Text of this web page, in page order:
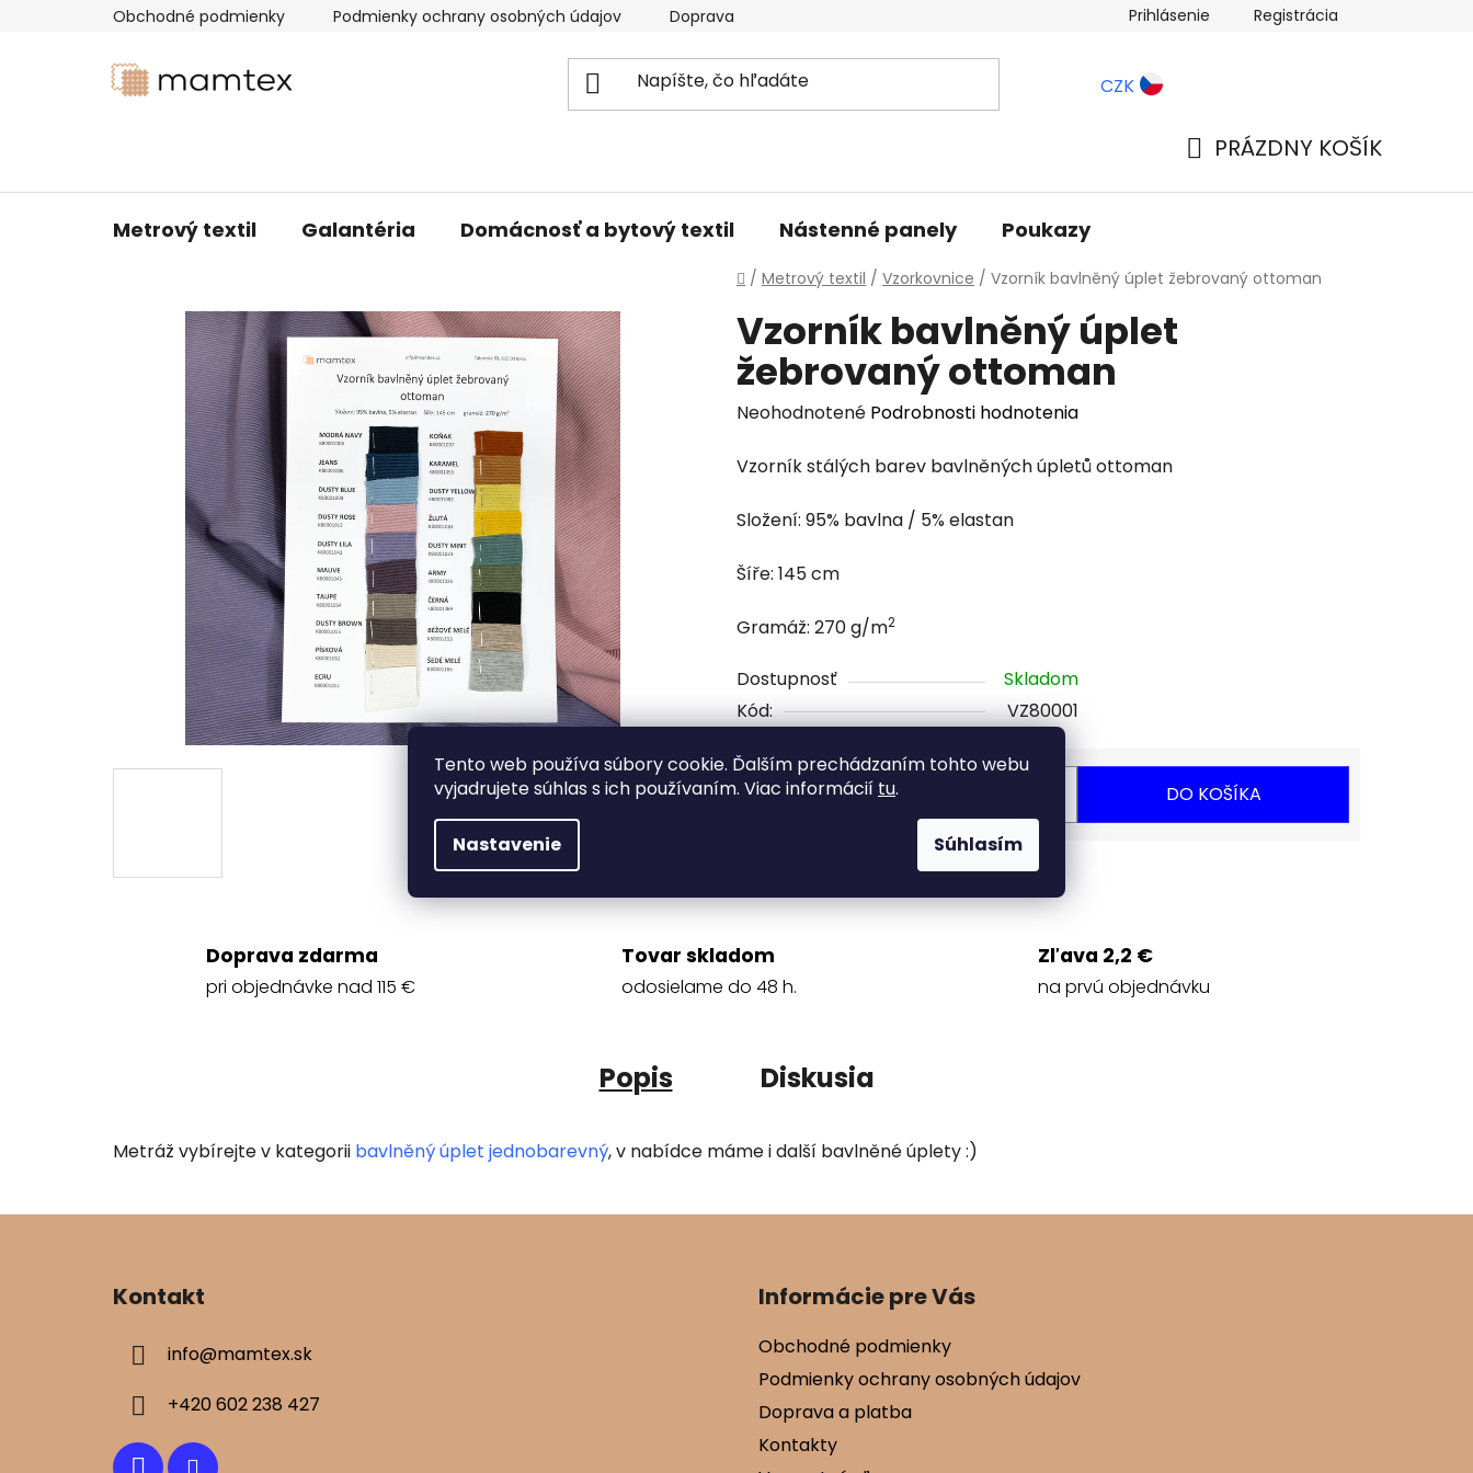
Tento web používa súbory cookie. Ďalším prechádzaním tohto webu
vyjadrujete súhlas s ich používaním. Viac informácií tu.
Nastavenie Súhlasím
Obchodné podmienky Podmienky ochrany osobných údajov Doprava a platba Blog
Prihlásenie Registrácia
CZK
PRÁZDNY KOŠÍK
Metrový textil Galantéria Domácnosť a bytový textil Nástenné panely Poukazy
Domov
/ Metrový textil / Vzorkovnice / Vzorník bavlněný úplet žebrovaný ottoman
Vzorník bavlněný úplet
žebrovaný ottoman
Priemerné
produktu
0,0
z
hviezdičiek.
Neohodnotené Podrobnosti hodnotenia
Vzorník stálých barev bavlněných úpletů ottoman
Složení: 95% bavlna / 5% elastan
Šíře: 145 cm
Gramáž: 270 g/m2
Dostupnosť
Skladom
Kód:
VZ80001
3,24 €/ ks DO KOŠÍKA
Opýtať sa Strážiť
Doprava zdarma
pri objednávke nad 115 €
Tovar skladom
odosielame do 48 h.
Zľava 2,2 €
na prvú objednávku
Popis Diskusia
Metráž vybírejte v kategorii bavlněný úplet jednobarevný, v nabídce máme i další bavlněné úplety :)
Kontakt
info@mamtex.sk
+420 602 238 427
Informácie pre Vás
Obchodné podmienky
Podmienky ochrany osobných údajov
Doprava a platba
Kontakty